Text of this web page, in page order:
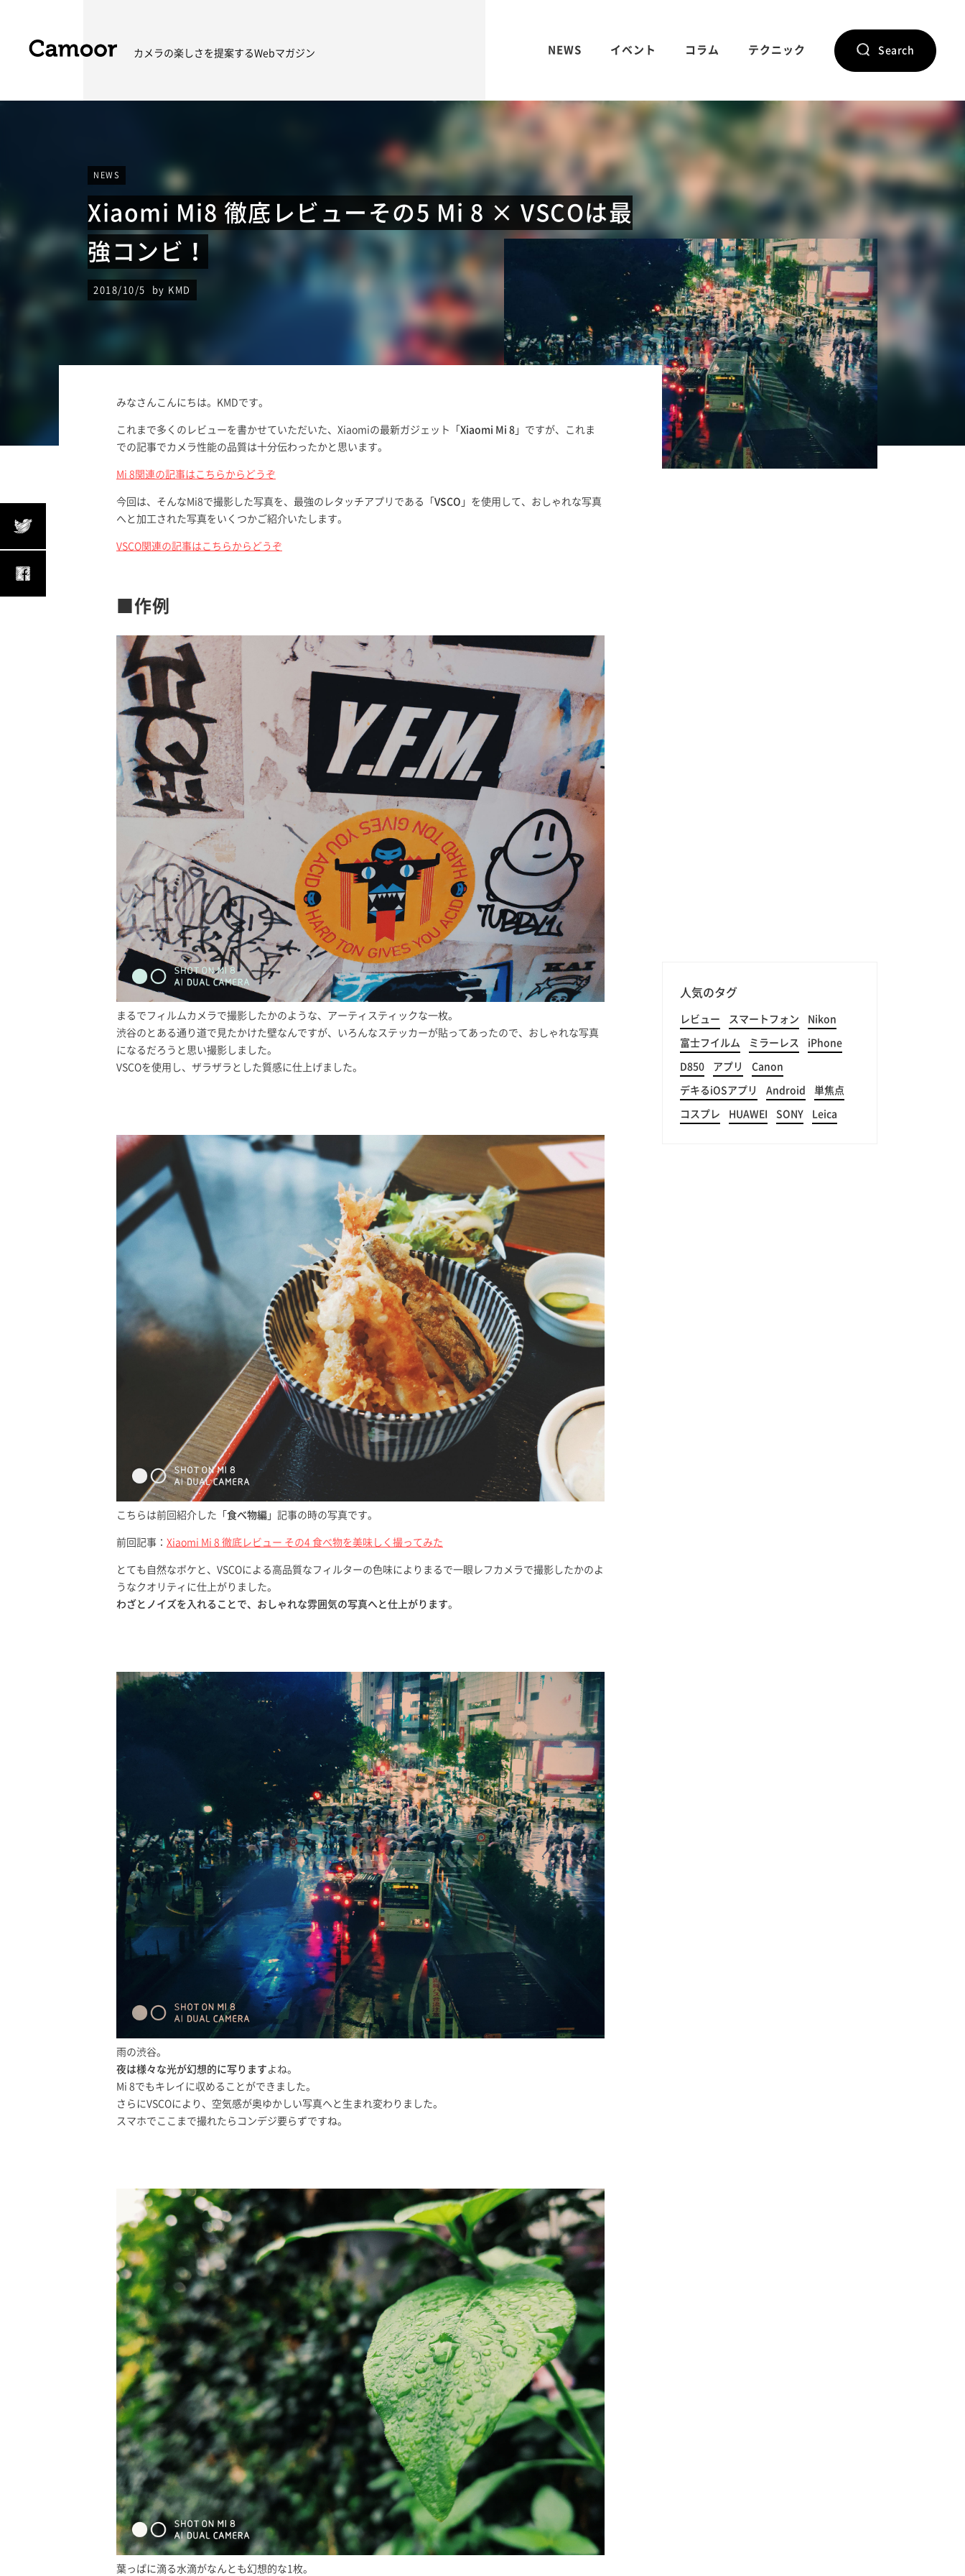
カメラの楽しさを提案するWebマガジン NEWS イベント コラム テクニック Search
NEWS
Xiaomi Mi8 徹底レビューその5 Mi 8 × VSCOは最
強コンビ！
2018/10/5 by KMD
みなさんこんにちは。KMDです。
これまで多くのレビューを書かせていただいた、Xiaomiの最新ガジェット「 Xiaomi Mi 8 」ですが、これま
での記事でカメラ性能の品質は十分伝わったかと思います。
Mi 8関連の記事はこちらからどうぞ
今回は、そんなMi8で撮影した写真を、最強のレタッチアプリである「 VSCO 」を使用して、おしゃれな写真
へと加工された写真をいくつかご紹介いたします。
VSCO関連の記事はこちらからどうぞ
■作例
まるでフィルムカメラで撮影したかのような、アーティスティックな一枚。
渋谷のとある通り道で見たかけた壁なんですが、いろんなステッカーが貼ってあったので、おしゃれな写真
になるだろうと思い撮影しました。
VSCOを使用し、ザラザラとした質感に仕上げました。
こちらは前回紹介した「 食べ物編 」記事の時の写真です。
前回記事： Xiaomi Mi 8 徹底レビュー その4 食べ物を美味しく撮ってみた
とても自然なボケと、VSCOによる高品質なフィルターの色味によりまるで一眼レフカメラで撮影したかのよ
うなクオリティに仕上がりました。
わざとノイズを入れることで、おしゃれな雰囲気の写真へと仕上がります。
雨の渋谷。
夜は様々な光が幻想的に写ります よね。
Mi 8でもキレイに収めることができました。
さらにVSCOにより、空気感が奥ゆかしい写真へと生まれ変わりました。
スマホでここまで撮れたらコンデジ要らずですね。
葉っぱに滴る水滴がなんとも幻想的な1枚。
人気のタグ
レビュー スマートフォン Nikon
富士フイルム ミラーレス iPhone
D850 アプリ Canon
デキるiOSアプリ Android 単焦点
コスプレ HUAWEI SONY Leica